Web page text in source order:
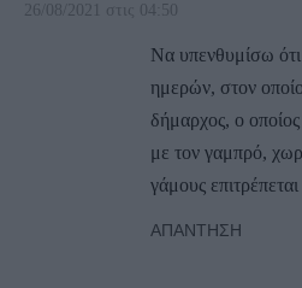
26/08/2021 στις 04:50
Να υπενθυμίσω ότι
ημερών, στον
δήμαρχος, ο
με τον γαμπρό,
γάμους
ΑΠΆΝΤΗΣΗ